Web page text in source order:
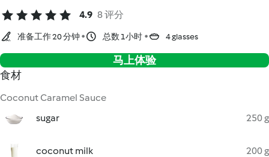
4.9 8 评分
准备工作 20 分钟 总数 1小时 4 glasses
马上体验
食材
Coconut Caramel Sauce
sugar
250 g
coconut milk 200 g